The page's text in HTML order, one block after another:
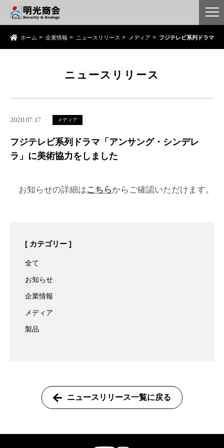
ホーム 企業情報 ニュースリリース メディア フジテレビ系列ドラマ「
ニュースリリース
News Release
フジテレビ系列ドラマ「アンサング・シンデレ
ラ」に美術協⼒をしました
お知らせの詳細はこちらからご確認いただけます。
2020.07.17 メディア
カテゴリー
全て
お知らせ
企業情報
メディア
製品
ニュースリリース一覧に戻る